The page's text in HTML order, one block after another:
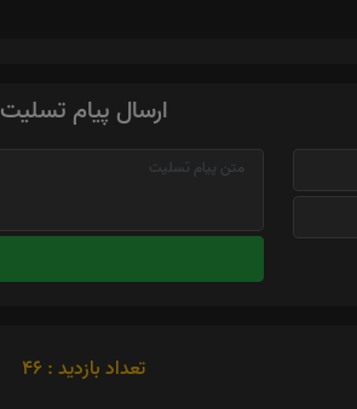
ارسال پیام تسلیت
تعداد بازدید : 46